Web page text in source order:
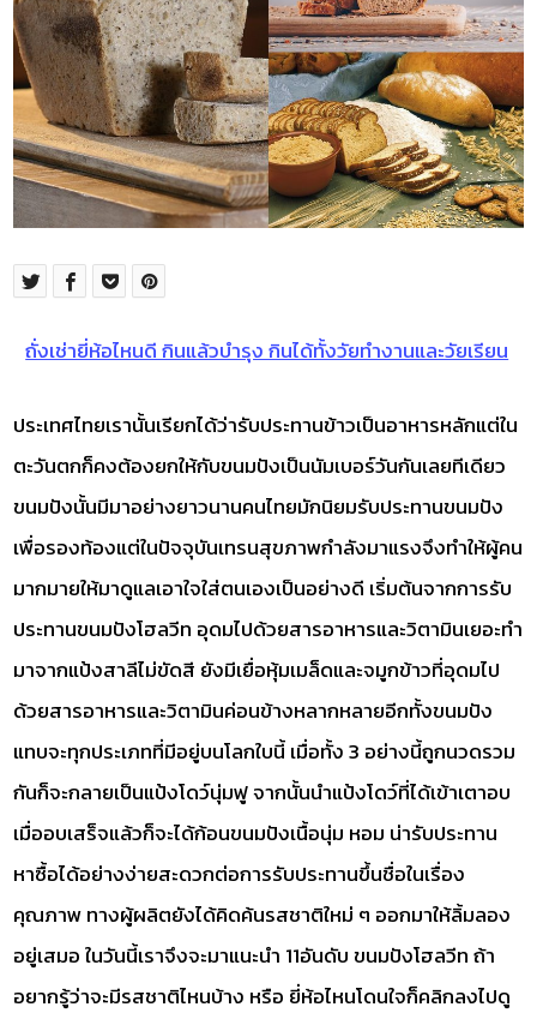
ถั่งเช่ายี่ห้อไหนดี กินแล้วบำรุง กินได้ทั้งวัยทำงานและวัยเรียน
ประเทศไทยเรานั้นเรียกได้ว่ารับประทานข้าวเป็นอาหารหลักแต่ใน
ตะวันตกก็คงต้องยกให้กับขนมปังเป็นนัมเบอร์วันกันเลยทีเดียว
ขนมปังนั้นมีมาอย่างยาวนานคนไทยมักนิยมรับประทานขนมปัง
เพื่อรองท้องแต่ในปัจจุบันเทรนสุขภาพกำลังมาแรงจึงทำให้ผู้คน
มากมายให้มาดูแลเอาใจใส่ตนเองเป็นอย่างดี เริ่มต้นจากการรับ
ประทานขนมปังโฮลวีท อุดมไปด้วยสารอาหารและวิตามินเยอะทำ
มาจากแป้งสาลีไม่ขัดสี ยังมีเยื่อหุ้มเมล็ดและจมูกข้าวที่อุดมไป
ด้วยสารอาหารและวิตามินค่อนข้างหลากหลายอีกทั้งขนมปัง
แทบจะทุกประเภทที่มีอยู่บนโลกใบนี้ เมื่อทั้ง 3 อย่างนี้ถูกนวดรวม
กันก็จะกลายเป็นแป้งโดว์นุ่มฟู จากนั้นนำแป้งโดว์ที่ได้เข้าเตาอบ
เมื่ออบเสร็จแล้วก็จะได้ก้อนขนมปังเนื้อนุ่ม หอม น่ารับประทาน
หาซื้อได้อย่างง่ายสะดวกต่อการรับประทานขึ้นชื่อในเรื่อง
คุณภาพ ทางผู้ผลิตยังได้คิดค้นรสชาติใหม่ ๆ ออกมาให้ลิ้มลอง
อยู่เสมอ ในวันนี้เราจึงจะมาแนะนำ 11อันดับ ขนมปังโฮลวีท ถ้า
อยากรู้ว่าจะมีรสชาติไหนบ้าง หรือ ยี่ห้อไหนโดนใจก็คลิกลงไปดู